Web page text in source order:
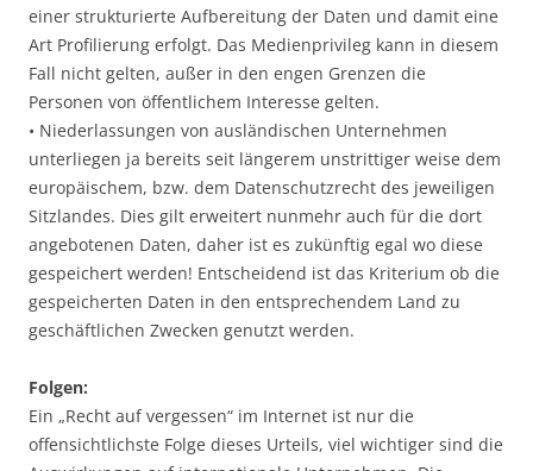
einer strukturierte Aufbereitung der Daten und damit eine
Art Profilierung erfolgt. Das Medienprivileg kann in diesem
Fall nicht gelten, außer in den engen Grenzen die
Personen von öffentlichem Interesse gelten.
• Niederlassungen von ausländischen Unternehmen
unterliegen ja bereits seit längerem unstrittiger weise dem
europäischem, bzw. dem Datenschutzrecht des jeweiligen
Sitzlandes. Dies gilt erweitert nunmehr auch für die dort
angebotenen Daten, daher ist es zukünftig egal wo diese
gespeichert werden! Entscheidend ist das Kriterium ob die
gespeicherten Daten in den entsprechendem Land zu
geschäftlichen Zwecken genutzt werden.
Folgen:
Ein „Recht auf vergessen“ im Internet ist nur die
offensichtlichste Folge dieses Urteils, viel wichtiger sind die